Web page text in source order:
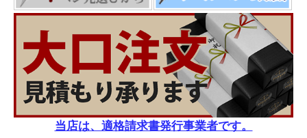
当店は、適格請求書発行事業者です。